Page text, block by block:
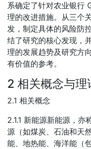
系确定了针对农业银行
理的改进措施。从三个
发，制定具体的风险防
结了研究的核心发现，
理的发展趋势及研究方
有价值的参考。
2 相关概念与理
2.1 相关概念
2.1.1 新能源新能源，
源（如煤炭、石油和天
能、地热能、海洋能（